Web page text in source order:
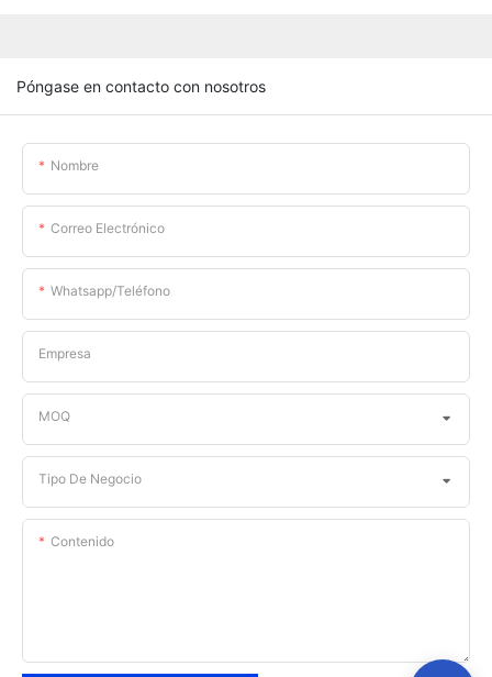
Póngase en contacto con nosotros
Nombre
Correo Electrónico
Whatsapp/teléfono
Empresa
MOQ
Tipo De Negocio
Contenido